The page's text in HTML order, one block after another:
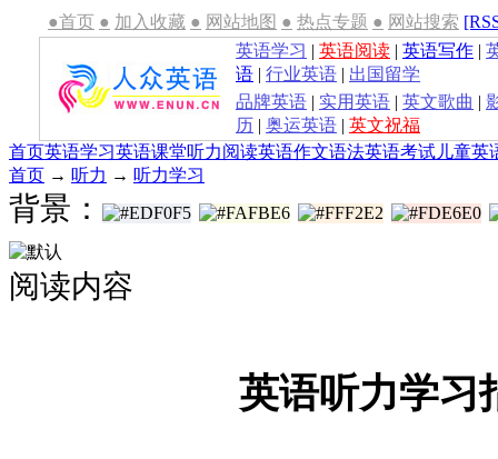
●首页 ● 加入收藏 ● 网站地图 ● 热点专题 ● 网站搜索
英语学习 | 英语阅读 | 英语写作 |
语 | 行业英语 | 出国留学
品牌英语 | 实用英语 | 英文歌曲 |
历 | 奥运英语 | 英文祝福
首页英语学习英语课堂听力阅读英语作文语法英语考试 儿童英
首页 → 听力 → 听力学习
背景：
阅读内容
英语听力学习